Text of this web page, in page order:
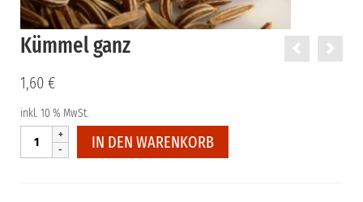
Kümmel ganz
1,60 €
inkl. 10 % MwSt.
Kümmel
ganz
IN DEN WARENKORB